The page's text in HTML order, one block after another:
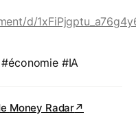
d/
#IA
Money Radar↗